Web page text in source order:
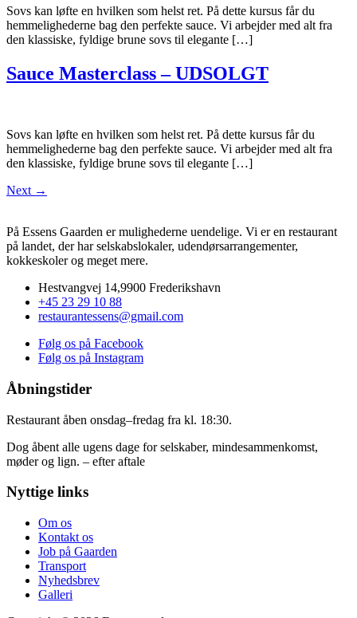
Sovs kan løfte en hvilken som helst ret. På dette kursus får du
hemmelighederne bag den perfekte sauce. Vi arbejder med alt fra
den klassiske, fyldige brune sovs til elegante […]
Sauce Masterclass – UDSOLGT
Sovs kan løfte en hvilken som helst ret. På dette kursus får du
hemmelighederne bag den perfekte sauce. Vi arbejder med alt fra
den klassiske, fyldige brune sovs til elegante […]
Next →
På Essens Gaarden er mulighederne uendelige. Vi er en restaurant
på landet, der har selskabslokaler, udendørsarrangementer,
kokkeskoler og meget mere.
Hestvangvej 14,9900 Frederikshavn
+45 23 29 10 88
restaurantessens@gmail.com
Følg os på Facebook
Følg os på Instagram
Åbningstider
Restaurant åben onsdag–fredag fra kl. 18:30.
Dog åbent alle ugens dage for selskaber, mindesammenkomst,
møder og lign. – efter aftale
Nyttige links
Om os
Kontakt os
Job på Gaarden
Transport
Nyhedsbrev
Galleri